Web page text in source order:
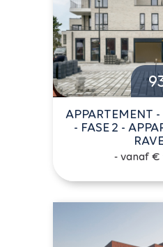
APPARTEMENT
- FASE 2 -
- vanaf €